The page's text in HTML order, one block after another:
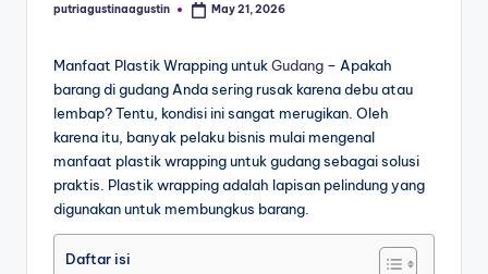
putriagustinaagustin May 21, 2026
Manfaat Plastik Wrapping untukGudang – Apakah
barang di gudang Anda sering rusak karena debu atau
lembap? Tentu, kondisi ini sangat merugikan. Oleh
karena itu, banyak pelaku bisnis mulai mengenal
manfaat plastik wrapping untuk gudang sebagai solusi
praktis. Plastik wrapping adalah lapisan pelindung yang
digunakan untuk membungkus barang.
Daftar isi